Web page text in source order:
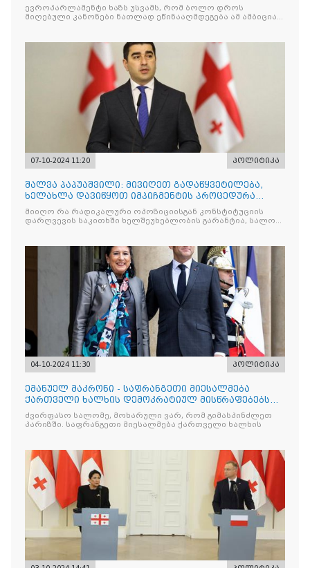
ევროპარლამენტი ხაზს უსვამს, რომ ბოლო დროს
მიღებული კანონები ნათლად ეწინააღმდეგება ამ ამბიციას
07-10-2024 11:20 პოლიტიკა
შალვა პაპუაშვილი: მივიღეთ გადაწყვეტილება,
ხელახლა დავიწყოთ იმპიჩმენტის პროცედურა
საქართველოს პრეზიდენტის წინააღმდეგ
მიიღო რა რადიკალური ოპოზიციისგან კონსტიტუციის
დარღვევის საკითხში ხელშეუხებლობის გარანტია, სალომე
04-10-2024 11:30 პოლიტიკა
ემანუელ მაკრონი - საფრანგეთი მიესალმება
ქართველი ხალხის დემოკრატიულ მისწრაფებებს
და იმედოვნებს, რომ 26 ოქტომბრის არჩევნები
საქართველოს საშუალებას მისცემს, განაგრძოს
ძვირფასო სალომე, მოხარული ვარ, რომ გიმასპინძლეთ
პარიზში. საფრანგეთი მიესალმება ქართველი ხალხის